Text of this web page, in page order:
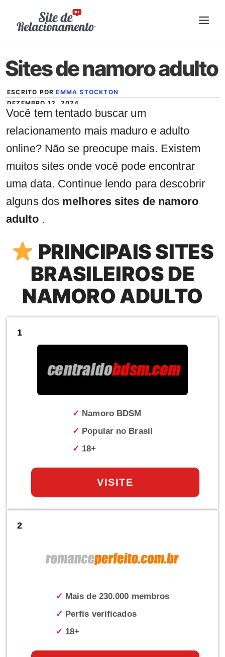
para
o
conteúdo
Sites de namoro adulto
ESCRITO POREMMA STOCKTON
DEZEMBRO 12, 2024
Você tem tentado buscar um
relacionamento mais maduro e adulto
online? Não se preocupe mais. Existem
muitos sites onde você pode encontrar
uma data. Continue lendo para descobrir
alguns dos melhores sites de namoro
adulto.
PRINCIPAIS SITES
BRASILEIROS DE
NAMORO ADULTO
1
✓ Namoro BDSM
✓ Popular no Brasil
✓ 18+
VISITE
2
✓ Mais de 230.000 membros
✓ Perfis verificados
✓ 18+